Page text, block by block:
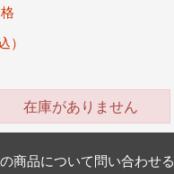
）
在庫がありません
商品について問い合わせる